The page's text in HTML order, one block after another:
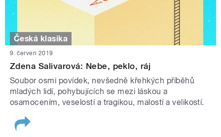
Česká klasika
9. červen 2019
Zdena Salivarová: Nebe, peklo, ráj
Soubor osmi povídek, nevšedně křehkých příběhů
mladých lidí, pohybujících se mezi láskou a
osamocením, veselostí a tragikou, malostí a velikostí.